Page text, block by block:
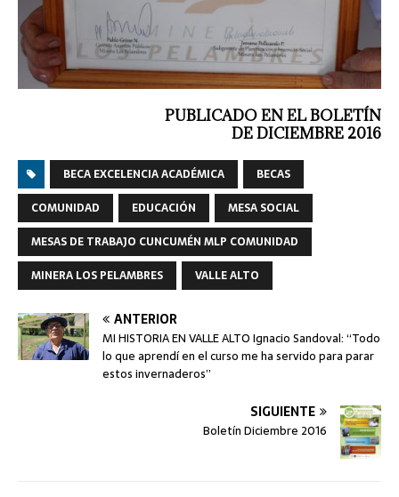
PUBLICADO EN EL BOLETÍN
DE DICIEMBRE 2016
BECA EXCELENCIA ACADÉMICA
BECAS
COMUNIDAD
EDUCACIÓN
MESA SOCIAL
MESAS DE TRABAJO CUNCUMÉN MLP COMUNIDAD
MINERA LOS PELAMBRES
VALLE ALTO
ANTERIOR
MI HISTORIA EN VALLE ALTO Ignacio Sandoval: “Todo
lo que aprendí en el curso me ha servido para parar
estos invernaderos”
SIGUIENTE
Boletín Diciembre 2016